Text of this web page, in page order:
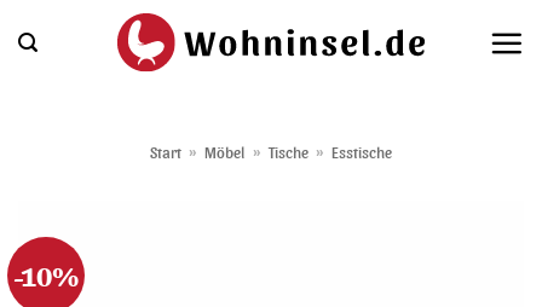
Inhalt
Start » Möbel » Tische » Esstische
-10%